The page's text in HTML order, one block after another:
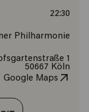
22:30
Philharmonie
1
50667 Köln
Google Maps